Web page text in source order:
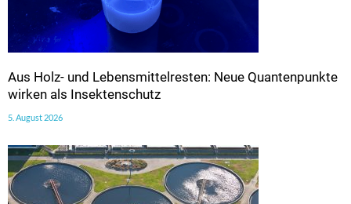
Aus Holz- und Lebensmittelresten: Neue Quantenpunkte
wirken als Insektenschutz
5. August 2026